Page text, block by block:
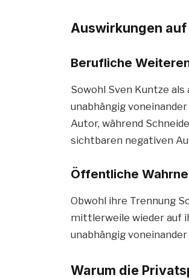
Auswirkungen
Berufliche
Sowohl Sven Kuntze
unabhängig
Autor, während
sichtbaren negativen
Öffentliche
Obwohl ihre Trennung
mittlerweile wieder auf
unabhängig
Warum die